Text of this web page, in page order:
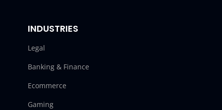
INDUSTRIES
Legal
Banking & Finance
Ecommerce
Gaming